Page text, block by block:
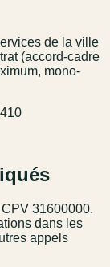
de la ville
(accord-cadre
mono-
CPV 31600000.
dans les
appels